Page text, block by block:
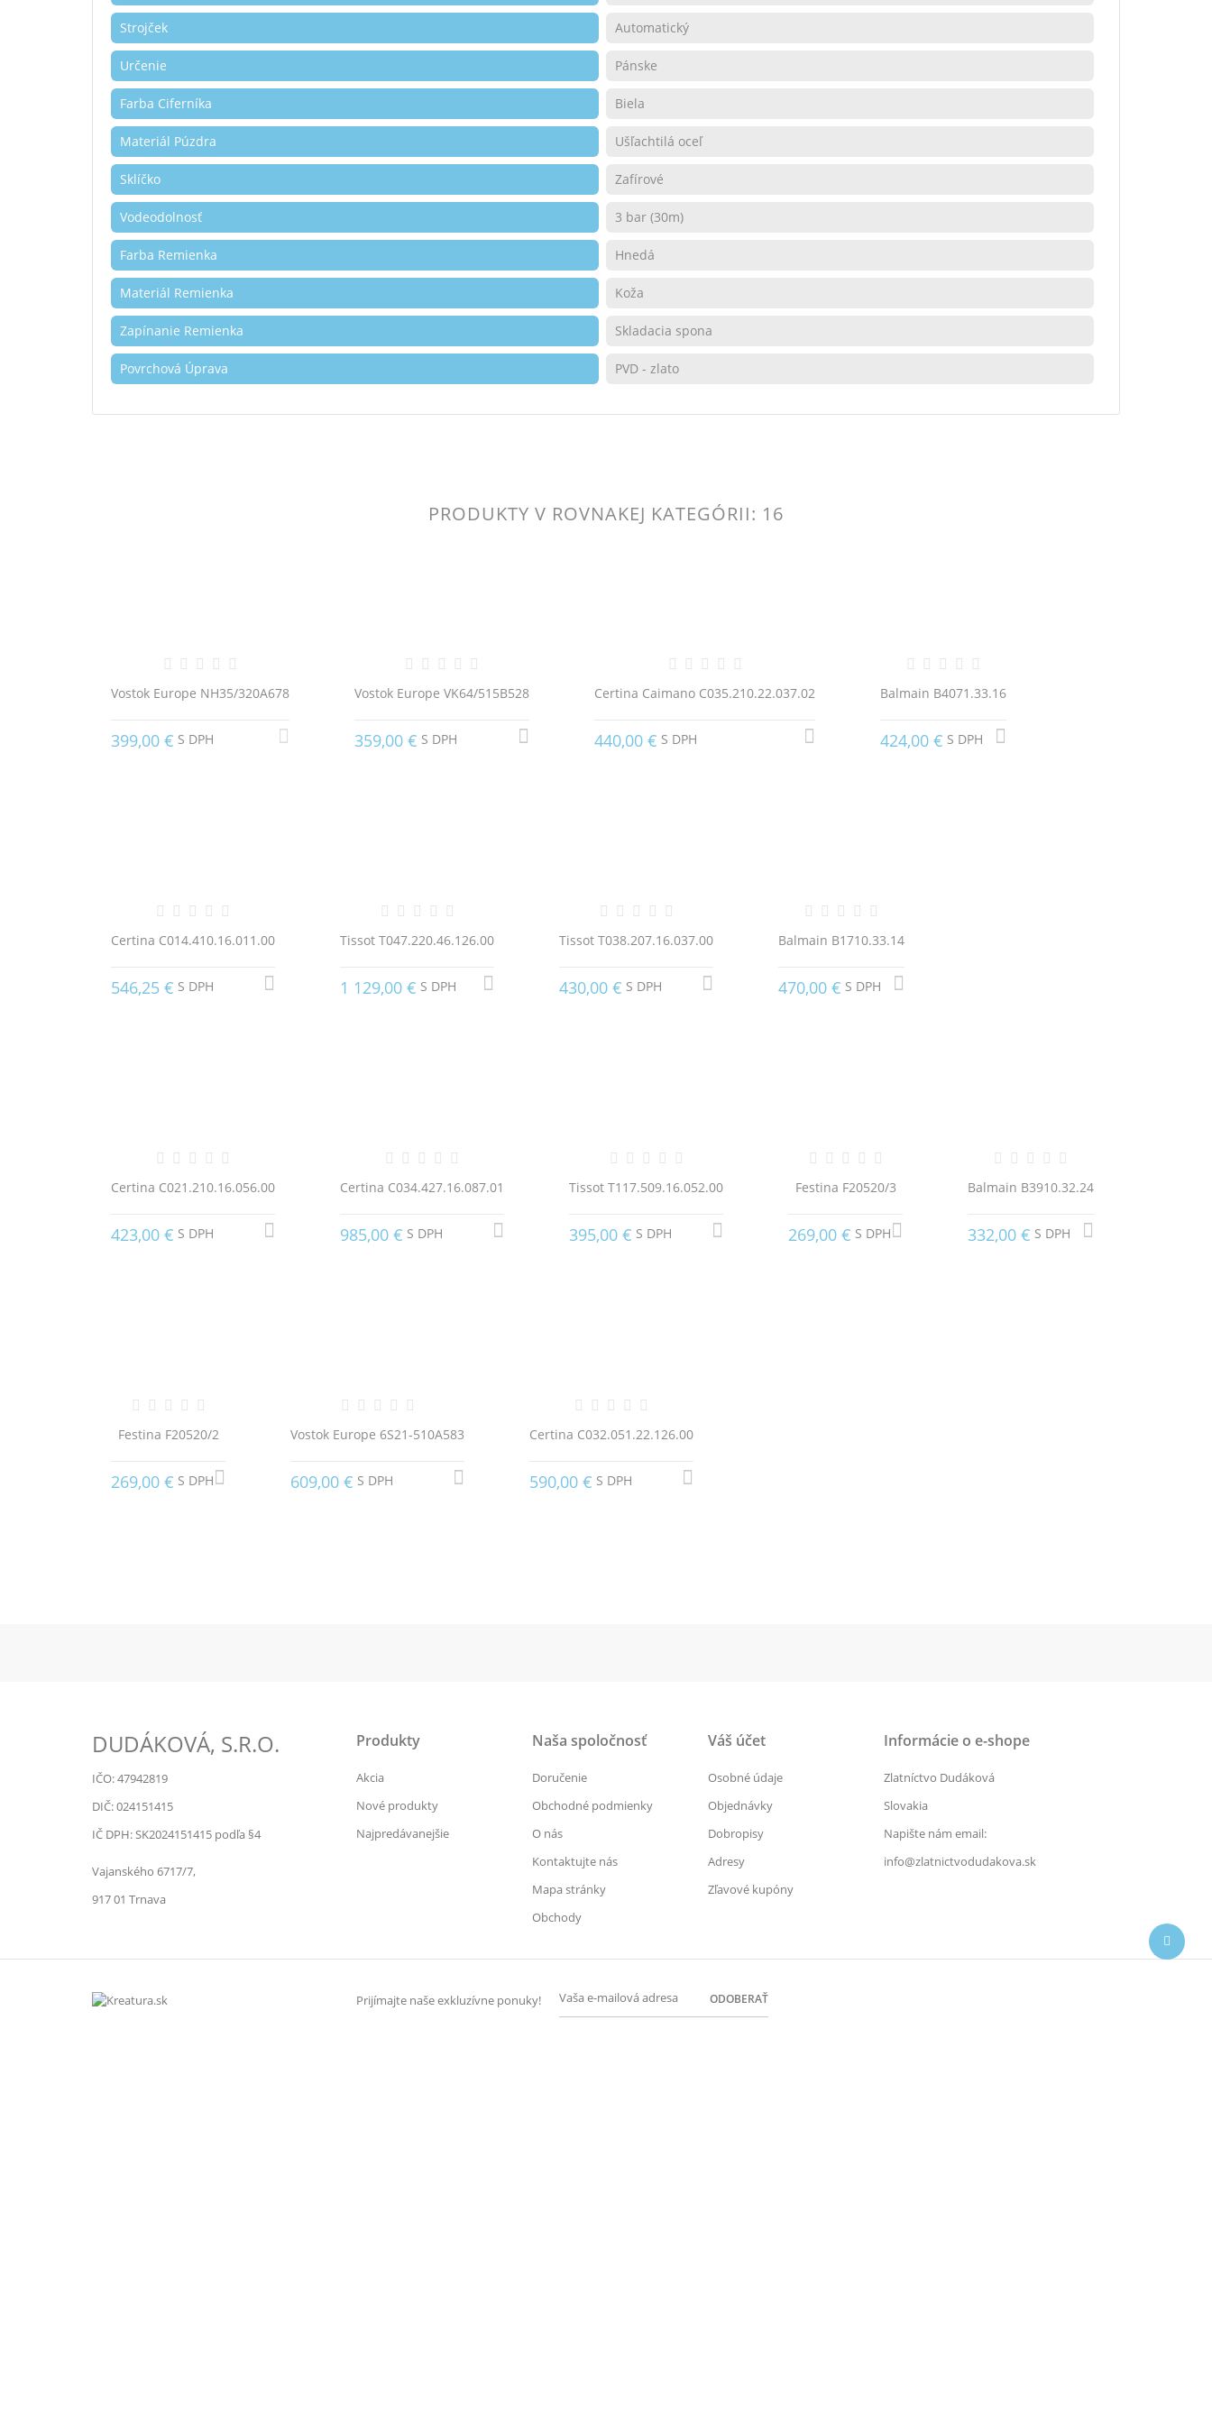
Strojček Automatický
Určenie Pánske
Farba Ciferníka Biela
Materiál Púzdra Ušľachtilá oceľ
Sklíčko Zafírové
Vodeodolnosť 3 bar (30m)
Farba Remienka Hnedá
Materiál Remienka Koža
Zapínanie Remienka Skladacia spona
Povrchová Úprava PVD - zlato
PRODUKTY V ROVNAKEJ KATEGÓRII: 16
Vostok Europe NH35/320A678
399,00 € S DPH
Vostok Europe VK64/515B528
359,00 € S DPH
Certina Caimano C035.210.22.037.02
440,00 € S DPH
Balmain B4071.33.16
424,00 € S DPH
Certina C014.410.16.011.00
546,25 € S DPH
Tissot T047.220.46.126.00
1 129,00 € S DPH
Tissot T038.207.16.037.00
430,00 € S DPH
Balmain B1710.33.14
470,00 € S DPH
Certina C021.210.16.056.00
423,00 € S DPH
Certina C034.427.16.087.01
985,00 € S DPH
Tissot T117.509.16.052.00
395,00 € S DPH
Festina F20520/3
269,00 € S DPH
Balmain B3910.32.24
332,00 € S DPH
Festina F20520/2
269,00 € S DPH
Vostok Europe 6S21-510A583
609,00 € S DPH
Certina C032.051.22.126.00
590,00 € S DPH
DUDÁKOVÁ, S.R.O.
IČO: 47942819
DIČ: 024151415
IČ DPH: SK2024151415 podľa §4
Vajanského 6717/7,
917 01 Trnava
Produkty
Akcia
Nové produkty
Najpredávanejšie
Naša spoločnosť
Doručenie
Obchodné podmienky
O nás
Kontaktujte nás
Mapa stránky
Obchody
Váš účet
Osobné údaje
Objednávky
Dobropisy
Adresy
Zľavové kupóny
Informácie o e-shope
Zlatníctvo Dudáková
Slovakia
Napište nám email:
info@zlatnictvodudakova.sk
Prijímajte naše exkluzívne ponuky! ODOBERAŤ